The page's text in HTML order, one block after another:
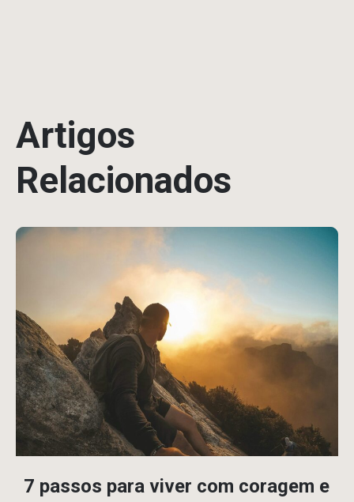
Artigos
Relacionados
7 passos para viver com coragem e